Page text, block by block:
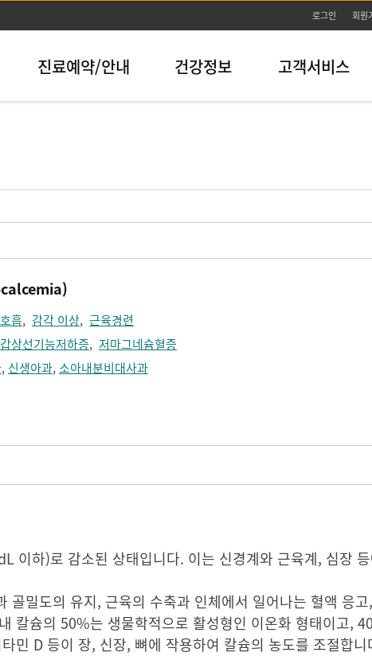
본문바로가기
로그인 회원
진료예약/안내 건강정보 고객서비스
흡, 감각 이상, 근육경련
상선기능저하증, 저마그네슘혈증
, 신생아과,소아내분비대사과
이하)로 감소된 상태입니다. 이는 신경계와 근육계, 심장
골밀도의 유지, 근육의 수축과 인체에서 일어나는 혈액 응
칼슘의 50%는 생물학적으로 활성형인 이온화 형태이고,
민 D 등이 장, 신장, 뼈에 작용하여 칼슘의 농도를 조절합니